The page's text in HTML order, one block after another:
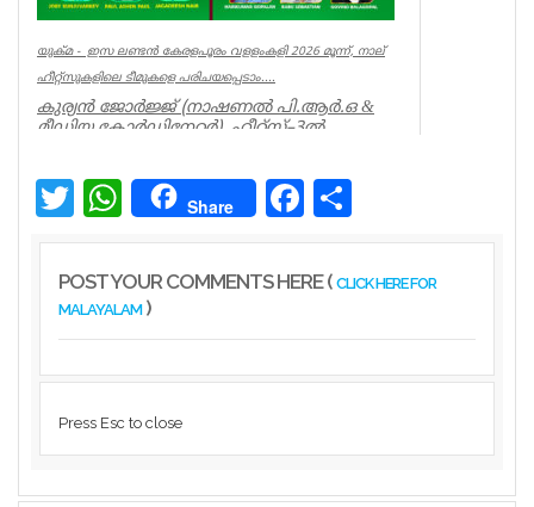
യുക്മ - ഇസ ലണ്ടൻ കേരളപൂരം വളളംകളി 2026 മൂന്ന്, നാല്
ഹീറ്റ്സുകളിലെ ടീമുകളെ പരിചയപ്പെടാം....
കുര്യൻ ജോർജ്ജ് (നാഷണൽ പി.ആർ.ഒ &
മീഡിയ കോർഡിനേറ്റർ) ഹീറ്റ്സ്–3ൽ
Associations
Twitter WhatsAppShare Facebook
POST YOUR COMMENTS HERE ( CLICK HERE FOR
MALAYALAM)
Press Esc to close